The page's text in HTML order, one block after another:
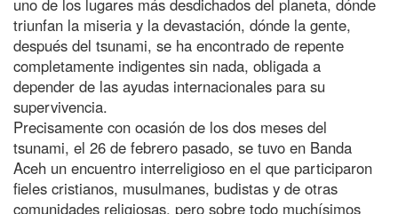
triunfan la miseria y la devastación, dónde la gente,
después del tsunami, se ha encontrado de repente
completamente indigentes sin nada, obligada a
depender de las ayudas internacionales para su
supervivencia.
Precisamente con ocasión de los dos meses del
tsunami, el 26 de febrero pasado, se tuvo en Banda
Aceh un encuentro interreligioso en el que participaron
fieles cristianos, musulmanes, budistas y de otras
comunidades religiosas, pero sobre todo muchísimos